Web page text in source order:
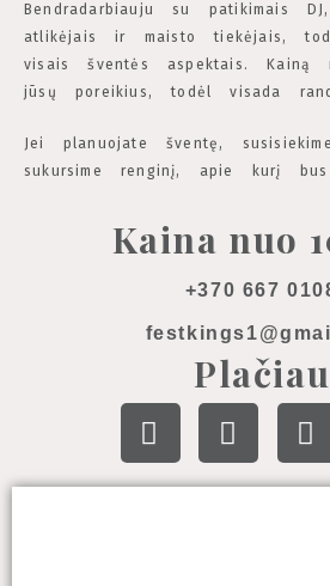
Bendradarbiauju su patikimais
atlikėjais ir maisto tiekėjais,
visais šventės aspektais. Kainą
jūsų poreikius, todėl visada
Jei planuojate šventę,
sukursime renginį, apie kurį
Kaina nuo
+370 667